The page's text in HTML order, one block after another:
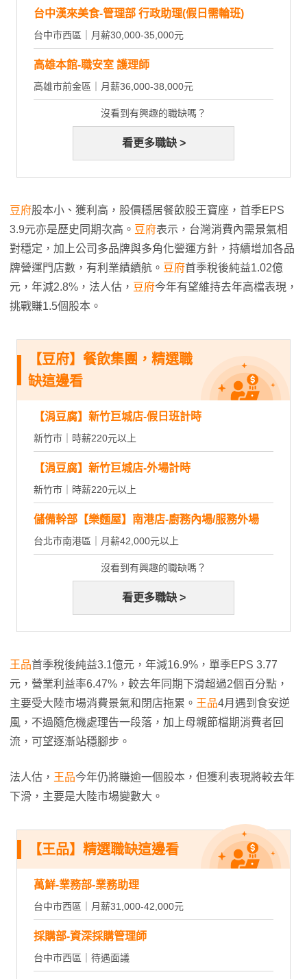
台中漢來美食-管理部 行政助理(假日需輪班)
台中市西區｜月薪30,000-35,000元
高雄本館-職安室 護理師
高雄市前金區｜月薪36,000-38,000元
沒看到有興趣的職缺嗎？
看更多職缺 >
豆府股本小、獲利高，股價穩居餐飲股王寶座，首季EPS
3.9元亦是歷史同期次高。 豆府表示，台灣消費內需景氣相
對穩定，加上公司多品牌與多角化營運方針，持續增加各品
牌營運門店數，有利業績續航。 豆府首季稅後純益1.02億
元，年減2.8%，法人估， 豆府今年有望維持去年高檔表現，
挑戰賺1.5個股本。
【豆府】餐飲集團，精選職
缺這邊看
【涓豆腐】新竹巨城店-假日班計時
新竹市｜時薪220元以上
【涓豆腐】新竹巨城店-外場計時
新竹市｜時薪220元以上
儲備幹部【樂麵屋】南港店-廚務內場/服務外場
台北市南港區｜月薪42,000元以上
沒看到有興趣的職缺嗎？
看更多職缺 >
王品首季稅後純益3.1億元，年減16.9%，單季EPS 3.77
元，營業利益率6.47%，較去年同期下滑超過2個百分點，
主要受大陸市場消費景氣和閉店拖累。 王品4月遇到食安逆
風，不過隨危機處理告一段落，加上母親節檔期消費者回
流，可望逐漸站穩腳步。
法人估， 王品今年仍將賺逾一個股本，但獲利表現將較去年
下滑，主要是大陸市場變數大。
【王品】精選職缺這邊看
萬鮮-業務部-業務助理
台中市西區｜月薪31,000-42,000元
採購部-資深採購管理師
台中市西區｜待遇面議